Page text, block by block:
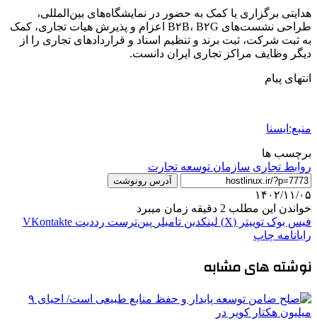
هدایتی برگزاری یا کمک به حضور در نمایشگاه‌های بین‌المللی،
طراحی نشست‌های B۲B، B۲G اعزام و پذیرش هیات تجاری، کمک
به ثبت شرکت، ثبت برند و تنظیم اسناد و قراردادهای تجاری را از
دیگر وظایف مراکز تجاری ایران دانست.
انتهای پیام
منبع:ایسنا
برچسب ها
روابط تجاری سازمان توسعه تجارت
آدرس رونوشت
۱۴۰۲/۱۱/۰۵
خواندن این مطلب 2 دقیقه زمان میبرد
فیس بوک توییتر (X) لینکدین ‫تامبلر ‫پین‌ترست ‫رددیت ‫VKontakte
رایانامه چاپ
نوشته های مشابه